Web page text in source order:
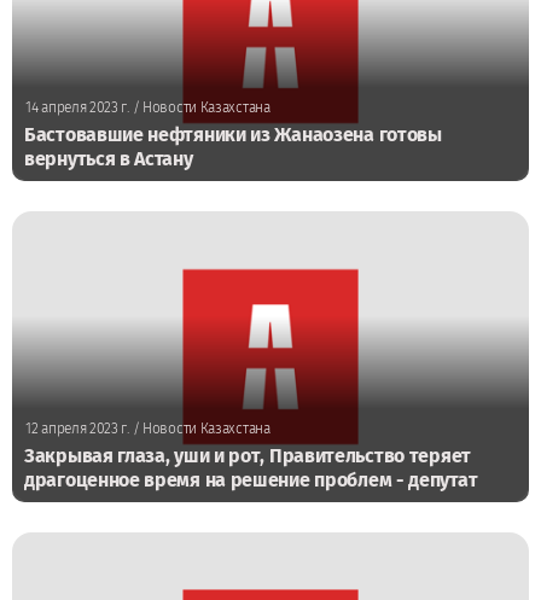
14 апреля 2023 г./ Новости Казахстана
Бастовавшие нефтяники из Жанаозена готовы
вернуться в Астану
12 апреля 2023 г. / Новости Казахстана
Закрывая глаза, уши и рот, Правительство теряет
драгоценное время на решение проблем - депутат